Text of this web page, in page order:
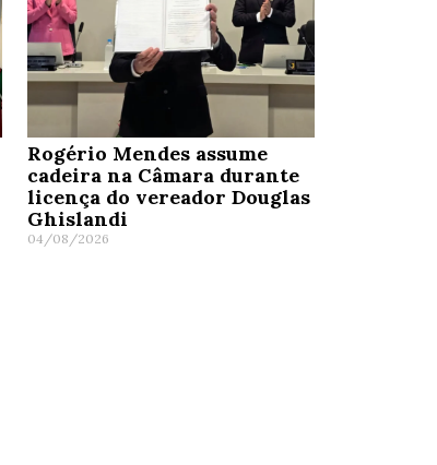
Rogério Mendes assume
cadeira na Câmara durante
licença do vereador Douglas
Ghislandi
04/08/2026